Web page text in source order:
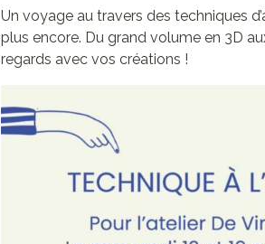
Un voyage au travers des techniques
plus encore. Du grand volume en 3D
regards avec vos créations !